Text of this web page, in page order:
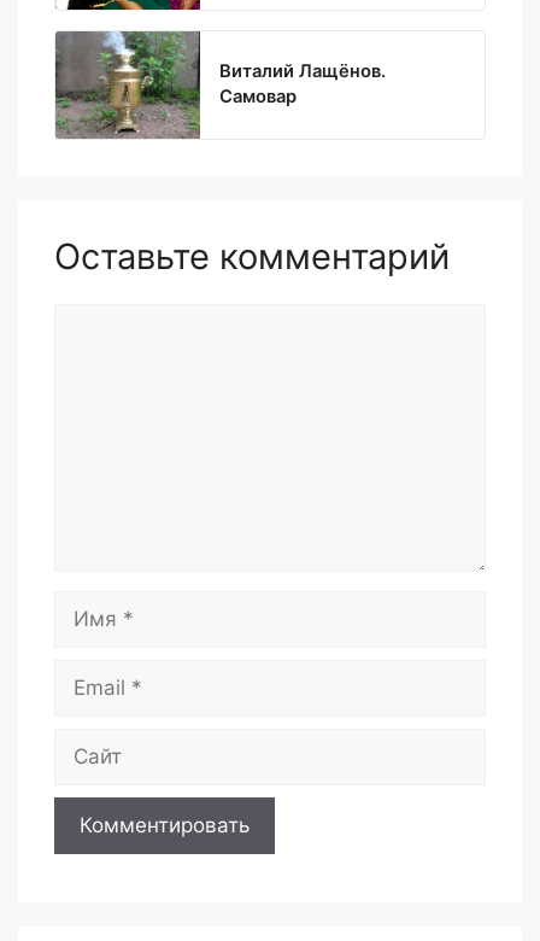
Виталий Лащёнов.
Самовар
Оставьте комментарий